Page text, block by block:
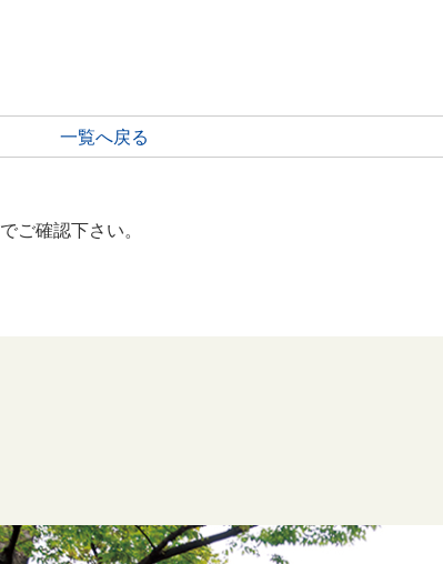
一覧へ戻る
でご確認下さい。